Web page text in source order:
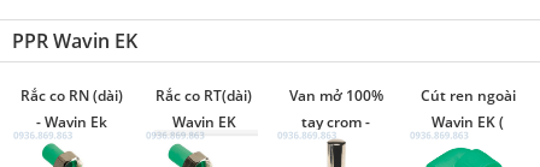
PPR Wavin EK
Rắc co RN (dài)
- Wavin Ek
(Made in
Rắc co RT(dài)
Wavin EK
(Made in
Van mở 100%
tay crom -
Wavin Ek
Cút ren ngoài
Wavin EK (
Made in